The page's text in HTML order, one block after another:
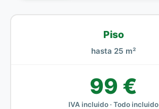
Piso
hasta 25 m²
99 €
IVA incluido · Todo incluido